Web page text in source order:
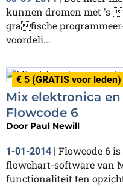
kunnen dromen met 's
grafische
voordeli...
€ 5 (GRATIS voor leden)
Mix elektronica
Flowcode 6
Door Paul Newill
1-01-2014 | Flowcode 6
flowchart-software van
functionaliteit ten